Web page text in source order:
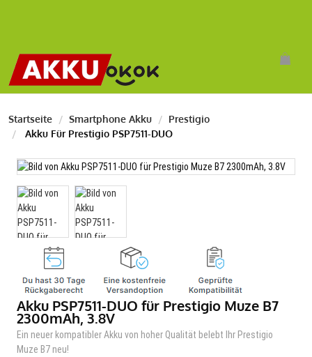
Startseite Smartphone Akku
Prestigio
Akku Für Prestigio PSP7511-DUO
Akku PSP7511-DUO für Prestigio Muze B7
2300mAh, 3.8V
Ein neuer kompatibler Akku von hoher Qualität belebt Ihr Prestigio
Muze B7 neu!